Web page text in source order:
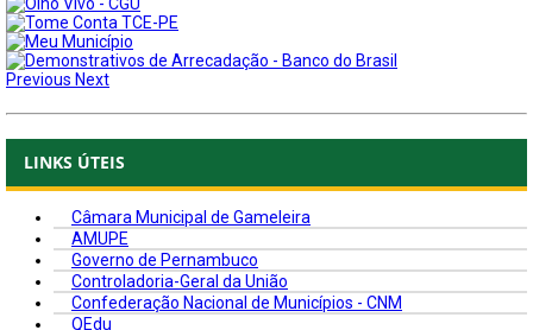
Previous Next
LINKS ÚTEIS
Câmara Municipal de Gameleira
AMUPE
Governo de Pernambuco
Controladoria-Geral da União
Confederação Nacional de Municípios - CNM
QEdu